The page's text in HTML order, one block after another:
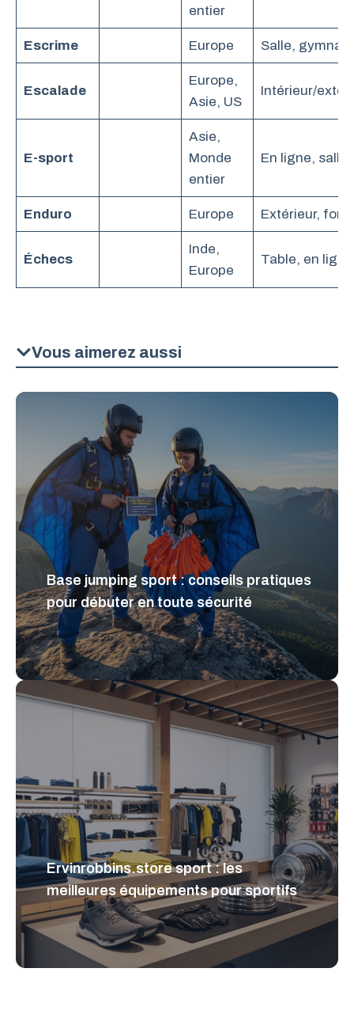
entier
Escrime Europe Salle,
Escalade
Europe,
Asie, US
Intérieur/
E-sport
Asie,
Monde
entier
En ligne, salle
Enduro Europe Extérieur, forêt
Échecs
Inde,
Europe
Table, en ligne
Vous aimerez aussi
Base jumping sport : conseils pratiques
pour débuter en toute sécurité
Ervinrobbins.store sport : les
meilleures équipements pour sportifs